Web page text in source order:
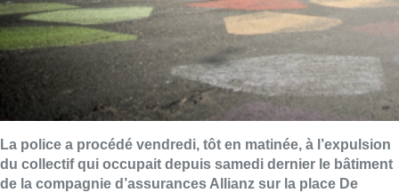
La police a procédé vendredi, tôt en matinée, à l’expulsion
du collectif qui occupait depuis samedi dernier le bâtiment
de la compagnie d’assurances Allianz sur la place De